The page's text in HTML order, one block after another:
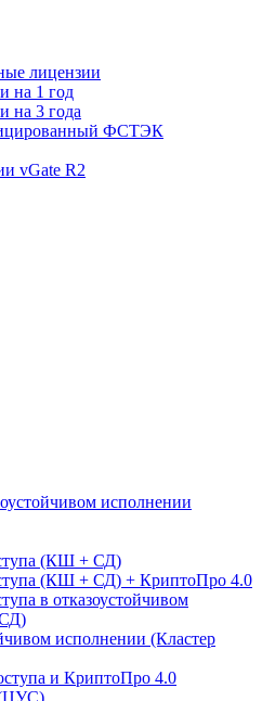
лицензии
на 1 год
на 3 года
ФСТЭК
vGate R2
исполнении
(КШ + СД)
(КШ + СД) + КриптоПро 4.0
в отказоустойчивом
исполнении (Кластер
и КриптоПро 4.0
(ЦУС)